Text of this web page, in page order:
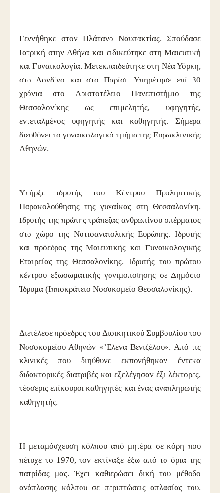
Γεννήθηκε στον Πλάτανο Ναυπακτίας. Σπούδασε
Ιατρική στην Αθήνα και ειδικεύτηκε στη Μαιευτική
και Γυναικολογία. Μετεκπαιδεύτηκε στη Νέα Υόρκη,
στο Λονδίνο και στο Παρίσι. Υπηρέτησε επί 30
χρόνια στο Αριστοτέλειο Πανεπιστήμιο της
Θεσσαλονίκης ως επιμελητής, υφηγητής,
εντεταλμένος υφηγητής και καθηγητής. Σήμερα
διευθύνει το γυναικολογικό τμήμα της Ευρωκλινικής
Αθηνών.
Υπήρξε ιδρυτής του Κέντρου Προληπτικής
Παρακολούθησης της γυναίκας στη Θεσσαλονίκη.
Ιδρυτής της πρώτης τράπεζας ανθρωπίνου σπέρματος
στο χώρο της Νοτιοανατολικής Ευρώπης. Ιδρυτής
και πρόεδρος της Μαιευτικής και Γυναικολογικής
Εταιρείας της Θεσσαλονίκης. Ιδρυτής του πρώτου
κέντρου εξωσωματικής γονιμοποίησης σε Δημόσιο
Ίδρυμα (Ιπποκράτειο Νοσοκομείο Θεσσαλονίκης).
Διετέλεσε πρόεδρος του Διοικητικού Συμβουλίου του
Νοσοκομείου Αθηνών «’Ελενα Βενιζέλου». Από τις
κλινικές που διηύθυνε εκπονήθηκαν έντεκα
διδακτορικές διατριβές και εξελέγησαν έξι λέκτορες,
τέσσερις επίκουροι καθηγητές και ένας αναπληρωτής
καθηγητής.
Η μεταμόσχευση κόλπου από μητέρα σε κόρη που
πέτυχε το 1970, τον εκτίναξε έξω από το όρια της
πατρίδας μας. Έχει καθιερώσει δική του μέθοδο
ανάπλασης κόλπου σε περιπτώσεις απλασίας του.